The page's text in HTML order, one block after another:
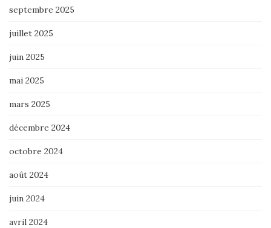
septembre 2025
juillet 2025
juin 2025
mai 2025
mars 2025
décembre 2024
octobre 2024
août 2024
juin 2024
avril 2024